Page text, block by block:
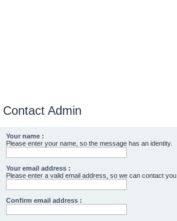
Contact Admin
Your name :
Please enter your name, so the message has an identity.
Your email address :
Please enter a valid email address, so we can contact you.
Confirm email address :